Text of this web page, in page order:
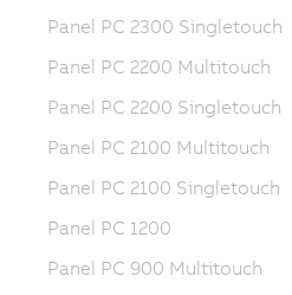
Panel PC 2300 Singletouch
Panel PC 2200 Multitouch
Panel PC 2200 Singletouch
Panel PC 2100 Multitouch
Panel PC 2100 Singletouch
Panel PC 1200
Panel PC 900 Multitouch